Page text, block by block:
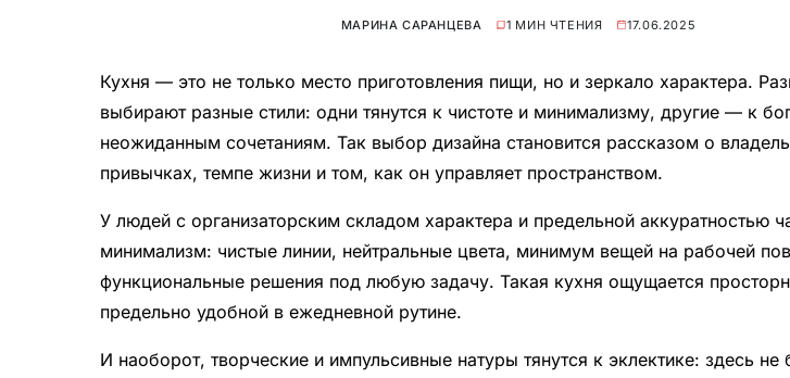
МАРИНА САРАНЦЕВА 1 МИН ЧТЕНИЯ 17.06.2025
Кухня — это не только место приготовления пищи, но и зеркало характера.
выбирают разные стили: одни тянутся к чистоте и минимализму, другие — к
неожиданным сочетаниям. Так выбор дизайна становится рассказом о
привычках, темпе жизни и том, как он управляет пространством.
У людей с организаторским складом характера и предельной аккуратностью
минимализм: чистые линии, нейтральные цвета, минимум вещей на рабочей
функциональные решения под любую задачу. Такая кухня ощущается
предельно удобной в ежедневной рутине.
И наоборот, творческие и импульсивные натуры тянутся к эклектике: здесь не